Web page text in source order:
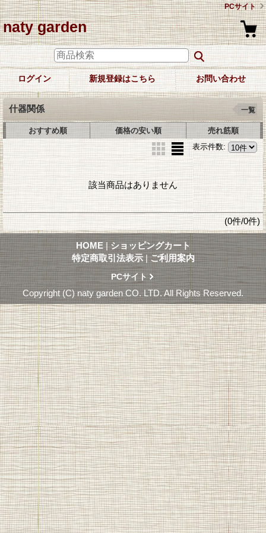
PCサイト
naty garden
ログイン 新規登録はこちら お問い合わせ
什器関係 一覧
おすすめ順 価格の安い順
売れ筋順
表示件数:
該当商品はありません
(0件/0件)
HOME | ショッピングカート
特定商取引法表示 | ご利用案内
PCサイト
Copyright (C) naty garden CO. LTD. All Rights Reserved.